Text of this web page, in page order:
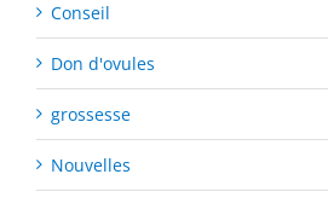
Conseil
Don d'ovules
grossesse
Nouvelles